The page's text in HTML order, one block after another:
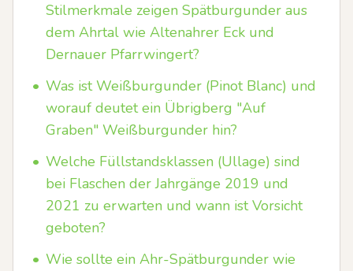
Stilmerkmale zeigen Spätburgunder aus
dem Ahrtal wie Altenahrer Eck und
Dernauer Pfarrwingert?
• Was ist Weißburgunder (Pinot Blanc) und
worauf deutet ein Übrigberg "Auf
Graben" Weißburgunder hin?
• Welche Füllstandsklassen (Ullage) sind
bei Flaschen der Jahrgänge 2019 und
2021 zu erwarten und wann ist Vorsicht
geboten?
• Wie sollte ein Ahr-Spätburgunder wie